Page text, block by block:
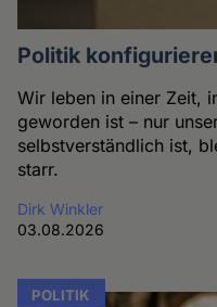
Politik
Wir leben in einer Zeit,
geworden ist – nur
selbstverständlich ist,
starr.
Dirk Winkler
03.08.2026
POLITIK